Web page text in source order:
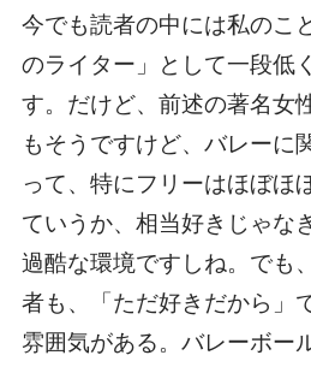
今でも読者の中には私のこ
のライター」として一段低
す。だけど、前述の著名女
もそうですけど、バレーに
って、特にフリーはほぼほ
ていうか、相当好きじゃな
過酷な環境ですしね。でも
者も、「ただ好きだから」
雰囲気がある。バレーボー